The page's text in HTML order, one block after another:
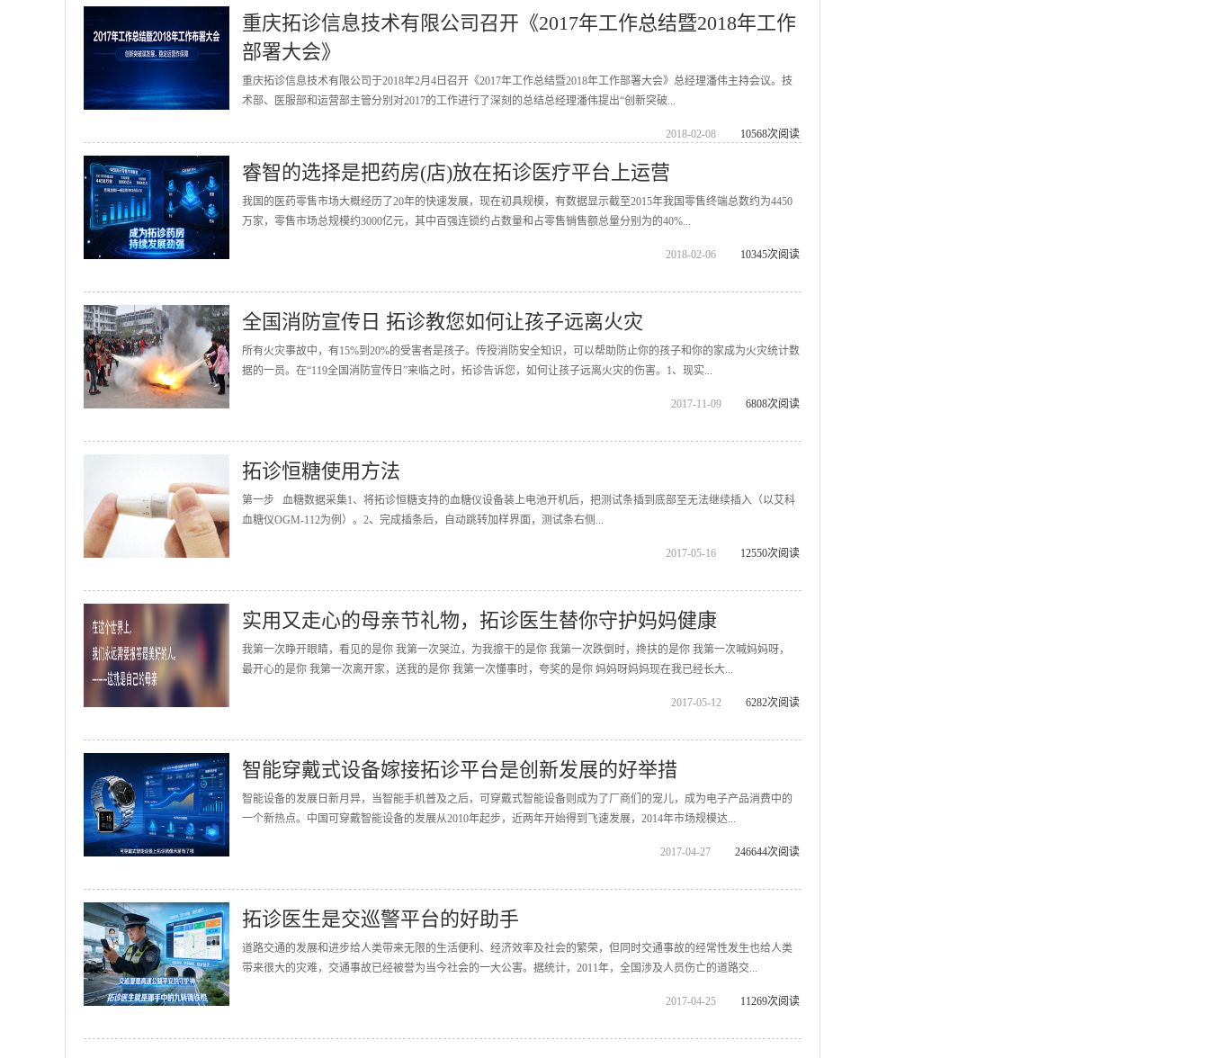
重庆拓诊信息技术有限公司召开《2017年工作总结暨2018年工作
部署大会》
重庆拓诊信息技术有限公司于2018年2月4日召开《2017年工作总结暨2018年工作部署大会》总经理潘伟主持会议。技
术部、医服部和运营部主管分别对2017的工作进行了深刻的总结总经理潘伟提出“创新突破...
2018-02-08 10568次阅读
睿智的选择是把药房(店)放在拓诊医疗平台上运营
我国的医药零售市场大概经历了20年的快速发展，现在初具规模，有数据显示截至2015年我国零售终端总数约为4450
万家，零售市场总规模约3000亿元，其中百强连锁约占数量和占零售销售额总量分别为的40%...
2018-02-06 10345次阅读
全国消防宣传日 拓诊教您如何让孩子远离火灾
所有火灾事故中，有15%到20%的受害者是孩子。传授消防安全知识，可以帮助防止你的孩子和你的家成为火灾统计数
据的一员。在“119全国消防宣传日”来临之时，拓诊告诉您，如何让孩子远离火灾的伤害。1、现实...
2017-11-09 6808次阅读
拓诊恒糖使用方法
第一步 血糖数据采集1、将拓诊恒糖支持的血糖仪设备装上电池开机后，把测试条插到底部至无法继续插入（以艾科
血糖仪OGM-112为例）。2、完成插条后，自动跳转加样界面，测试条右侧...
2017-05-16 12550次阅读
实用又走心的母亲节礼物，拓诊医生替你守护妈妈健康
我第一次睁开眼睛，看见的是你 我第一次哭泣，为我擦干的是你 我第一次跌倒时，搀扶的是你 我第一次喊妈妈呀，
最开心的是你 我第一次离开家，送我的是你 我第一次懂事时，夸奖的是你 妈妈呀妈妈现在我已经长大...
2017-05-12 6282次阅读
智能穿戴式设备嫁接拓诊平台是创新发展的好举措
智能设备的发展日新月异，当智能手机普及之后，可穿戴式智能设备则成为了厂商们的宠儿，成为电子产品消费中的
一个新热点。中国可穿戴智能设备的发展从2010年起步，近两年开始得到飞速发展，2014年市场规模达...
2017-04-27 246644次阅读
拓诊医生是交巡警平台的好助手
道路交通的发展和进步给人类带来无限的生活便利、经济效率及社会的繁荣，但同时交通事故的经常性发生也给人类
带来很大的灾难，交通事故已经被誉为当今社会的一大公害。据统计，2011年，全国涉及人员伤亡的道路交...
2017-04-25 11269次阅读